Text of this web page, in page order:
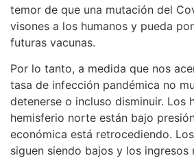
temor de que una mutación del
visones a los humanos y pueda
futuras vacunas.
Por lo tanto, a medida que nos
tasa de infección pandémica no
detenerse o incluso disminuir. Los
hemisferio norte están bajo
económica está retrocediendo.
siguen siendo bajos y los ingresos